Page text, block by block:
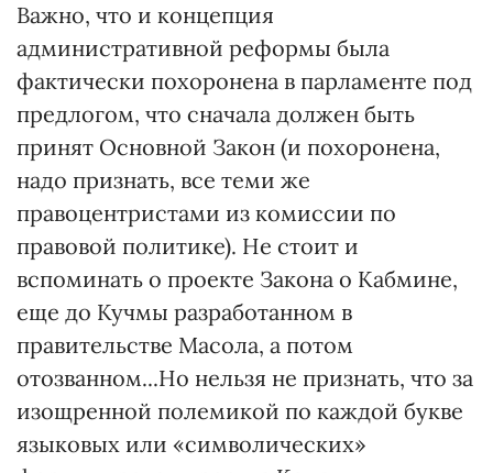
Важно, что и концепция
административной реформы была
фактически похоронена в парламенте под
предлогом, что сначала должен быть
принят Основной Закон (и похоронена,
надо признать, все теми же
правоцентристами из комиссии по
правовой политике). Не стоит и
вспоминать о проекте Закона о Кабмине,
еще до Кучмы разработанном в
правительстве Масола, а потом
отозванном...Но нельзя не признать, что за
изощренной полемикой по каждой букве
языковых или «символических»